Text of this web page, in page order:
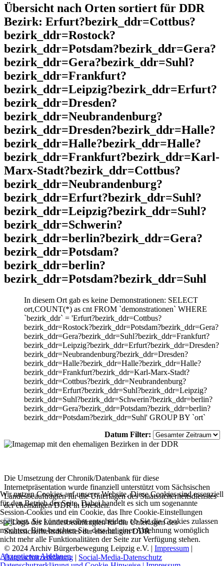
Übersicht nach Orten sortiert für DDR
Bezirk: Erfurt?bezirk_ddr=Cottbus?
bezirk_ddr=Rostock?
bezirk_ddr=Potsdam?bezirk_ddr=Gera?
bezirk_ddr=Gera?bezirk_ddr=Suhl?
bezirk_ddr=Frankfurt?
bezirk_ddr=Leipzig?bezirk_ddr=Erfurt?
bezirk_ddr=Dresden?
bezirk_ddr=Neubrandenburg?
bezirk_ddr=Dresden?bezirk_ddr=Halle?
bezirk_ddr=Halle?bezirk_ddr=Halle?
bezirk_ddr=Frankfurt?bezirk_ddr=Karl-
Marx-Stadt?bezirk_ddr=Cottbus?
bezirk_ddr=Neubrandenburg?
bezirk_ddr=Erfurt?bezirk_ddr=Suhl?
bezirk_ddr=Leipzig?bezirk_ddr=Suhl?
bezirk_ddr=Schwerin?
bezirk_ddr=berlin?bezirk_ddr=Gera?
bezirk_ddr=Potsdam?
bezirk_ddr=berlin?
bezirk_ddr=Potsdam?bezirk_ddr=Suhl
In diesem Ort gab es keine Demonstrationen: SELECT
ort,COUNT(*) as cnt FROM `demonstrationen` WHERE
`bezirk_ddr` = 'Erfurt?bezirk_ddr=Cottbus?
bezirk_ddr=Rostock?bezirk_ddr=Potsdam?bezirk_ddr=Gera?
bezirk_ddr=Gera?bezirk_ddr=Suhl?bezirk_ddr=Frankfurt?
bezirk_ddr=Leipzig?bezirk_ddr=Erfurt?bezirk_ddr=Dresden?
bezirk_ddr=Neubrandenburg?bezirk_ddr=Dresden?
bezirk_ddr=Halle?bezirk_ddr=Halle?bezirk_ddr=Halle?
bezirk_ddr=Frankfurt?bezirk_ddr=Karl-Marx-Stadt?
bezirk_ddr=Cottbus?bezirk_ddr=Neubrandenburg?
bezirk_ddr=Erfurt?bezirk_ddr=Suhl?bezirk_ddr=Leipzig?
bezirk_ddr=Suhl?bezirk_ddr=Schwerin?bezirk_ddr=berlin?
bezirk_ddr=Gera?bezirk_ddr=Potsdam?bezirk_ddr=berlin?
bezirk_ddr=Potsdam?bezirk_ddr=Suhl' GROUP BY `ort`
Datum Filter:
Die Umsetzung der Chronik/Datenbank für diese
Internetpräsentation wurde finanziell unterstützt vom Sächsischen
Landesbeauftragten für die Unterlagen des Staatssicherheitsdienstes
der ehemaligen DDR in Dresden.
© 2024 Archiv Bürgerbewegung Leipzig e.V. | Impressum |
Datenschutzerklärung | Social-Media-Datenschutz
Wir nutzen Cookies auf unserer Website. Diese Cookies sind essenziell
für den Betrieb der Seite. Dabei handelt es sich um sogenannte
Session-Cookies und ein Cookie, das Ihre Cookie-Einstellungen
speichert. Sie können selbst entscheiden, ob Sie die Cookies zulassen
möchten. Bitte beachten Sie, dass bei einer Ablehnung womöglich
nicht mehr alle Funktionalitäten der Seite zur Verfügung stehen.
AkzeptierenAblehnen